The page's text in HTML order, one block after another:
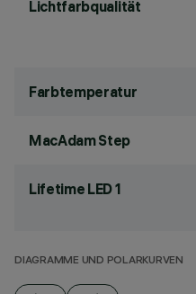
Lichtfarbqualität
Farbtemperatur
MacAdam Step
Lifetime LED 1
DIAGRAMME UND POLARKURVEN